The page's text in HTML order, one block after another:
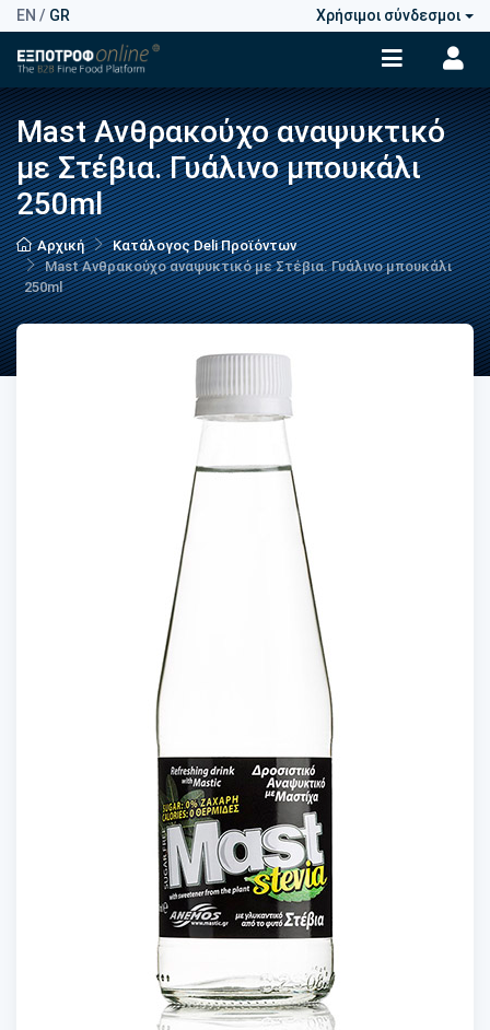
EN / GR Χρήσιμοι σύνδεσμοι
Mast Ανθρακούχο αναψυκτικό
με Στέβια. Γυάλινο μπουκάλι
250ml
Αρχική
Κατάλογος Deli Προϊόντων
Mast Ανθρακούχο αναψυκτικό με Στέβια. Γυάλινο μπουκάλι
250ml